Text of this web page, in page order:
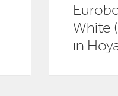
White
in